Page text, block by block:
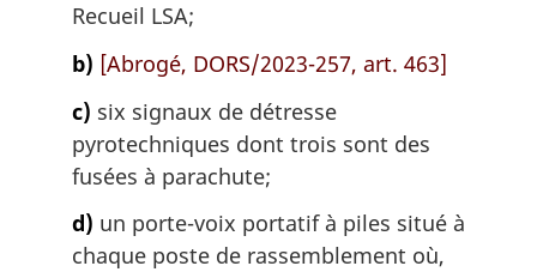
Recueil LSA;
b) [Abrogé, DORS/2023-257, art. 463]
c) six signaux de détresse
pyrotechniques dont trois sont des
fusées à parachute;
d) un porte-voix portatif à piles situé à
chaque poste de rassemblement où,